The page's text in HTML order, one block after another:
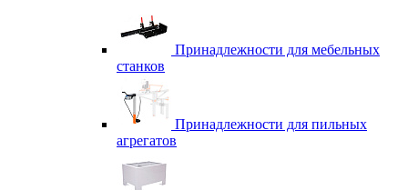
Принадлежности для мебельных
станков
Принадлежности для пильных
агрегатов